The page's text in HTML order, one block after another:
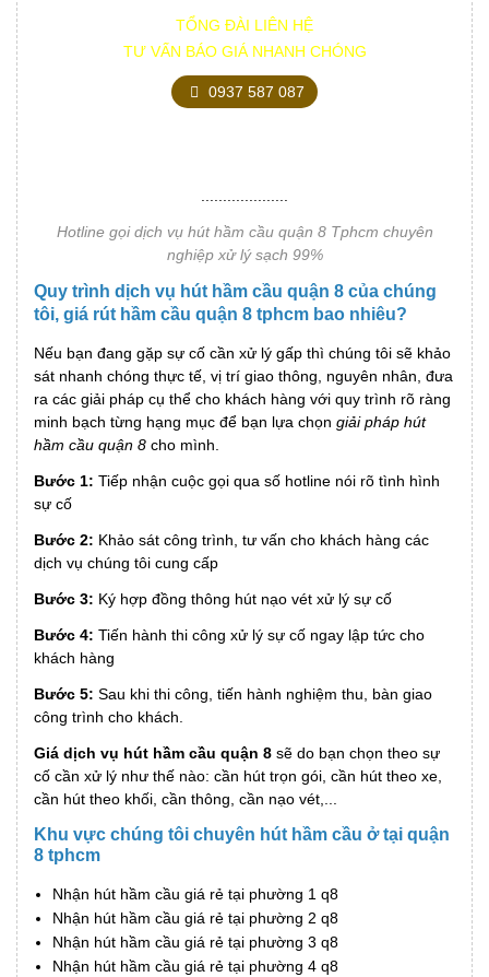
TỔNG ĐÀI LIÊN HỆ
TƯ VẤN BÁO GIÁ NHANH CHÓNG
0937 587 087
Hotline gọi dịch vụ hút hầm cầu quận 8 Tphcm chuyên
nghiệp xử lý sạch 99%
Quy trình dịch vụ hút hầm cầu quận 8 của chúng
tôi, giá rút hầm cầu quận 8 tphcm bao nhiêu?
Nếu bạn đang gặp sự cố cần xử lý gấp thì chúng tôi sẽ khảo
sát nhanh chóng thực tế, vị trí giao thông, nguyên nhân, đưa
ra các giải pháp cụ thể cho khách hàng với quy trình rõ ràng
minh bạch từng hạng mục để bạn lựa chọn giải pháp hút
hầm cầu quận 8 cho mình.
Bước 1: Tiếp nhận cuộc gọi qua số hotline nói rõ tình hình
sự cố
Bước 2: Khảo sát công trình, tư vấn cho khách hàng các
dịch vụ chúng tôi cung cấp
Bước 3: Ký hợp đồng thông hút nạo vét xử lý sự cố
Bước 4: Tiến hành thi công xử lý sự cố ngay lập tức cho
khách hàng
Bước 5: Sau khi thi công, tiến hành nghiệm thu, bàn giao
công trình cho khách.
Giá dịch vụ hút hầm cầu quận 8 sẽ do bạn chọn theo sự
cố cần xử lý như thế nào: cần hút trọn gói, cần hút theo xe,
cần hút theo khối, cần thông, cần nạo vét,...
Khu vực chúng tôi chuyên hút hầm cầu ở tại quận
8 tphcm
Nhận hút hầm cầu giá rẻ tại phường 1 q8
Nhận hút hầm cầu giá rẻ tại phường 2 q8
Nhận hút hầm cầu giá rẻ tại phường 3 q8
Nhận hút hầm cầu giá rẻ tại phường 4 q8